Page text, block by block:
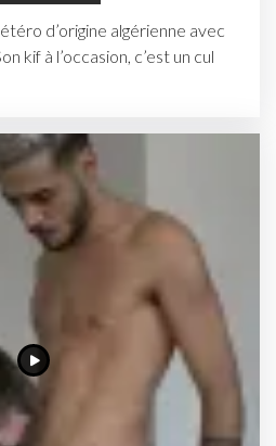
d’origine algérienne avec
kif à l’occasion, c’est un cul